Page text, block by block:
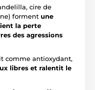
cire de
forment une
la perte
des agressions
comme antioxydant,
libres et ralentit le